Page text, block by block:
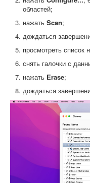
областей;
нажать Scan;
дождаться
просмотреть список
снять галочки с
нажать Erase;
дождаться